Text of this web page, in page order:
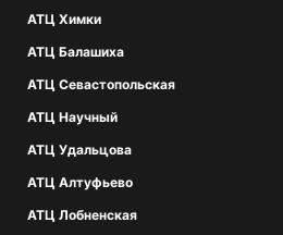
АТЦ Химки
АТЦ Балашиха
АТЦ Севастопольская
АТЦ Научный
АТЦ Удальцова
АТЦ Алтуфьево
АТЦ Лобненская